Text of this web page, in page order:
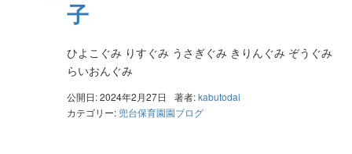
子
ひよこぐみ りすぐみ うさぎぐみ きりんぐみ ぞうぐみ
らいおんぐみ
公開日: 2024年2月27日 著者:kabutodai
カテゴリー: 兜台保育園園ブログ